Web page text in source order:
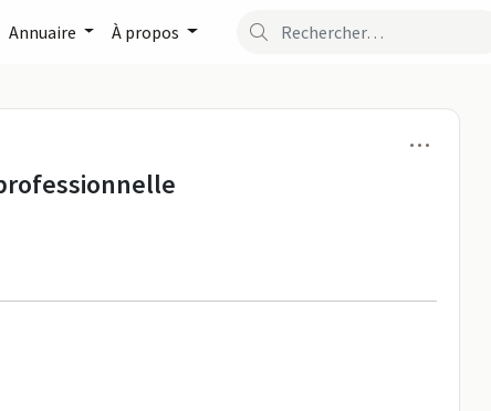
Annuaire À propos